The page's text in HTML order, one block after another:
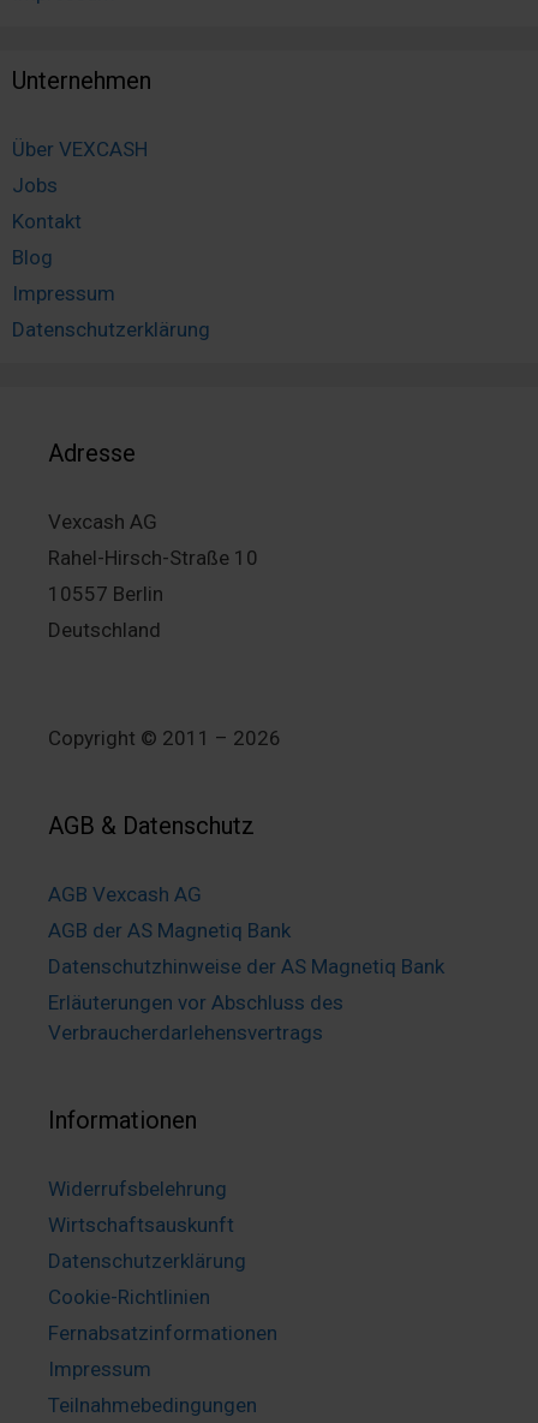
Unternehmen
Über VEXCASH
Jobs
Kontakt
Blog
Impressum
Datenschutzerklärung
Adresse
Vexcash AG
Rahel-Hirsch-Straße 10
10557 Berlin
Deutschland
Copyright © 2011 – 2026
AGB & Datenschutz
AGB Vexcash AG
AGB der AS Magnetiq Bank
Datenschutzhinweise der AS Magnetiq Bank
Erläuterungen vor Abschluss des
Verbraucherdarlehensvertrags
Informationen
Widerrufsbelehrung
Wirtschaftsauskunft
Datenschutzerklärung
Cookie-Richtlinien
Fernabsatzinformationen
Impressum
Teilnahmebedingungen